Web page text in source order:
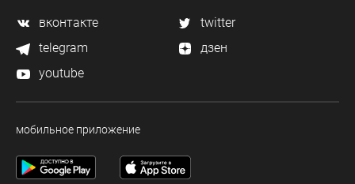
вконтакте
twitter
telegram
дзен
youtube
мобильное приложение